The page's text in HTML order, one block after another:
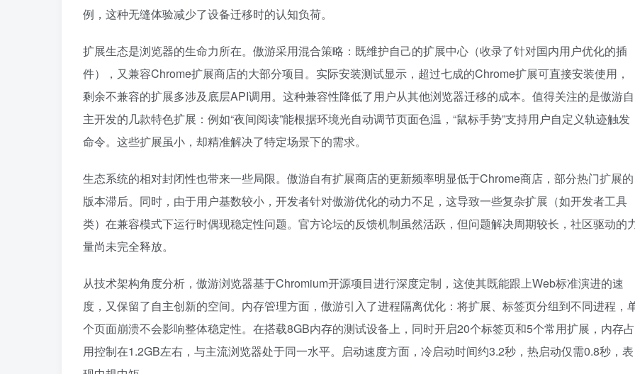
例，这种无缝体验减少了设备迁移时的认知负荷。
扩展生态是浏览器的生命力所在。傲游采用混合策略：既维护自己的扩展中心（收录了针对国内用户优化的插
件），又兼容Chrome扩展商店的大部分项目。实际安装测试显示，超过七成的Chrome扩展可直接安装使用，
剩余不兼容的扩展多涉及底层API调用。这种兼容性降低了用户从其他浏览器迁移的成本。值得关注的是傲游自
主开发的几款特色扩展：例如“夜间阅读”能根据环境光自动调节页面色温，“鼠标手势”支持用户自定义轨迹触发
命令。这些扩展虽小，却精准解决了特定场景下的需求。
生态系统的相对封闭性也带来一些局限。傲游自有扩展商店的更新频率明显低于Chrome商店，部分热门扩展的
版本滞后。同时，由于用户基数较小，开发者针对傲游优化的动力不足，这导致一些复杂扩展（如开发者工具
类）在兼容模式下运行时偶现稳定性问题。官方论坛的反馈机制虽然活跃，但问题解决周期较长，社区驱动的
量尚未完全释放。
从技术架构角度分析，傲游浏览器基于Chromium开源项目进行深度定制，这使其既能跟上Web标准演进的速
度，又保留了自主创新的空间。内存管理方面，傲游引入了进程隔离优化：将扩展、标签页分组到不同进程，
个页面崩溃不会影响整体稳定性。在搭载8GB内存的测试设备上，同时开启20个标签页和5个常用扩展，内存占
用控制在1.2GB左右，与主流浏览器处于同一水平。启动速度方面，冷启动时间约3.2秒，热启动仅需0.8秒，表